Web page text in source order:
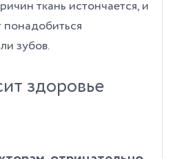
ткань истончается, и
понадобиться
зубов.
здоровье